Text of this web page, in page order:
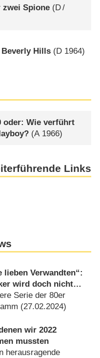
zwei Spione (D/
Beverly Hills (D 1964)
oder: Wie verführt
(A 1966)
Links
lieben Verwandten“:
wird doch nicht
Serie der 80er
(27.02.2024)
wir 2022
mussten
herausragende